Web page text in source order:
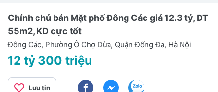
Chính chủ bán Mặt phố Đông Các giá 12.3 tỷ, DT
55m2, KD cực tốt
Đông Các, Phường Ô Chợ Dừa, Quận Đống Đa, Hà Nội
12 tỷ 300 triệu
Lưu tin